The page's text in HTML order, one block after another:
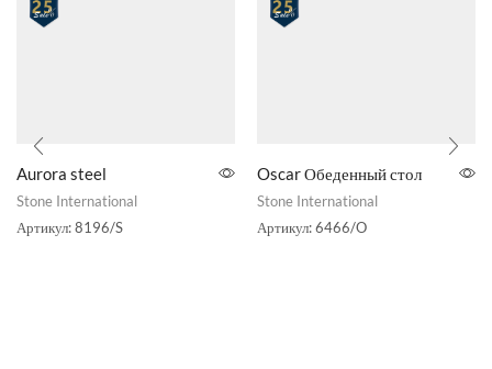
Aurora steel
Stone International
Артикул:8196/S
Oscar Обеденный стол
Stone International
Артикул:6466/O